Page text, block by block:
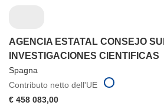
AGENCIA ESTATAL CONSEJO
INVESTIGACIONES CIENTIFICAS
Spagna
Contributo netto dell'UE
€ 458 083,00